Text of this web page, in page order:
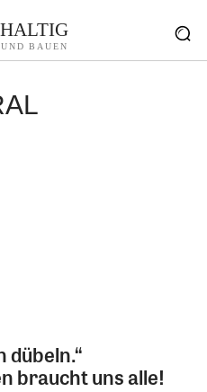
BAUEN
dübeln.“
braucht uns alle!